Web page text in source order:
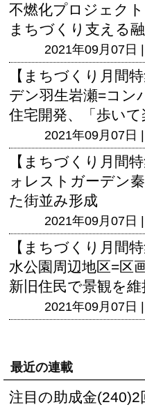
不燃化プロジェクト
まちづくり支える
2021年09月07日 |
【まちづくり月間
デン羽生岩瀬=コン
住宅開発、「歩い
2021年09月07日 |
【まちづくり月間
ォレストガーデン
た街並み形成
2021年09月07日 |
【まちづくり月間
水公園周辺地区=区
新旧住民で景観を維
2021年09月07日 |
最近の連載
注目の助成金